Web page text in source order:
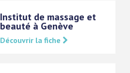
Institut de massage et
beauté à Genève
Découvrir la fiche